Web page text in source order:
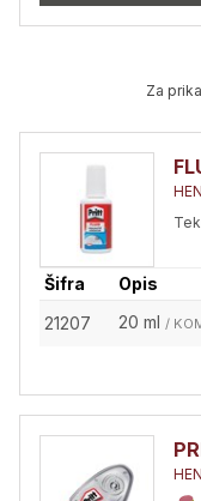
Za
Šifra Opis
21207
20 ml /